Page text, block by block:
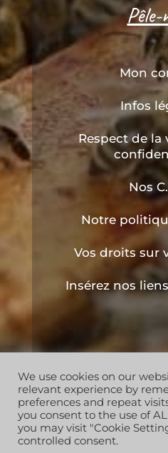
Pêle-
Mon
Infos
Respect de la
Nos
Notre
Vos droits sur
Insérez nos
Copyright © 2019 les
droits
We use cookies on our
relevant experience by
preferences and repeat
you consent to the use of
you may visit "Cookie
controlled consent.